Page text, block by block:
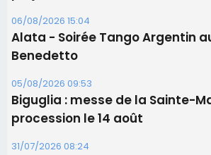
06/08/2026 15:04
Alata - Soirée Tango Argentin
Benedetto
05/08/2026 09:53
Biguglia : messe de la Sainte-
procession le 14 août
31/07/2026 08:24